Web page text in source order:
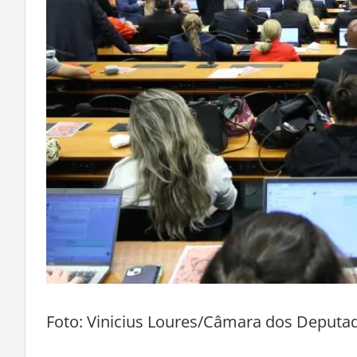
Foto: Vinicius Loures/Câmara dos